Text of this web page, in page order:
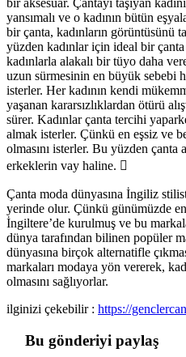
yansımalı ve o kadının bütün
bir çanta, kadınların görüntüsünü
yüzden kadınlar için ideal bir
kadınlarla alakalı bir tüyo daha
uzun sürmesinin en büyük sebebi
isterler. Her kadının kendi
yaşanan kararsızlıklardan ötürü
sürer. Kadınlar çanta tercihi
almak isterler. Çünkü en eşsiz ve
olmasını isterler. Bu yüzden çanta
erkeklerin vay haline. 
Çanta moda dünyasına İngiliz
yerinde olur. Çünkü günümüzde
İngiltere’de kurulmuş ve bu
dünya tarafından bilinen popüler
dünyasına birçok alternatifle
markaları modaya yön vererek,
olmasını sağlıyorlar.
ilginizi çekebilir : https://
Bu gönderiyi paylaş